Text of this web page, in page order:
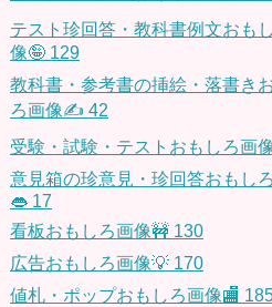
テスト珍回答・教科書例文おも
像🤪 129
教科書・参考書の挿絵・落書き
ろ画像✍️ 42
受験・試験・テストおもしろ画
意見箱の珍意見・珍回答おもし
👄 17
看板おもしろ画像🚧 130
広告おもしろ画像💡 170
値札・ポップおもしろ画像🏬